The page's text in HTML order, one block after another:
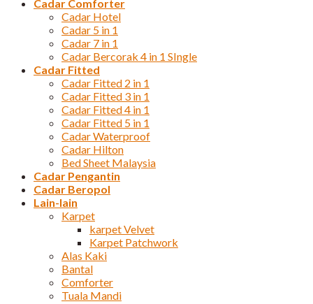
Cadar Comforter
Cadar Hotel
Cadar 5 in 1
Cadar 7 in 1
Cadar Bercorak 4 in 1 SIngle
Cadar Fitted
Cadar Fitted 2 in 1
Cadar Fitted 3 in 1
Cadar Fitted 4 in 1
Cadar Fitted 5 in 1
Cadar Waterproof
Cadar Hilton
Bed Sheet Malaysia
Cadar Pengantin
Cadar Beropol
Lain-lain
Karpet
karpet Velvet
Karpet Patchwork
Alas Kaki
Bantal
Comforter
Tuala Mandi